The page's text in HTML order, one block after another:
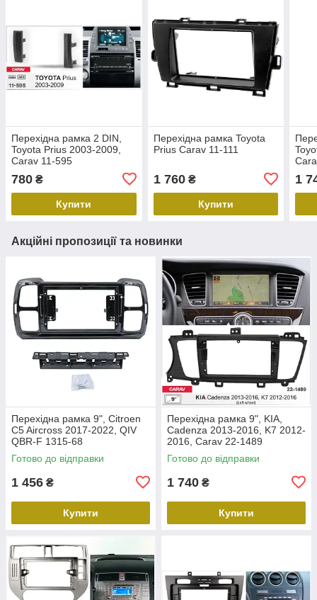
Перехідна рамка 2 DIN,
Toyota Prius 2003-2009,
Carav 11-595
780 ₴
Купити
Перехідна рамка Toyota
Prius Carav 11-111
1 760₴
Купити
1
Акційні пропозиції та новинки
Перехідна рамка 9", Citroen
C5 Aircross 2017-2022, QIV
QBR-F 1315-68
Готово до відправки
1 456 ₴
Купити
Перехідна рамка 9", KIA,
Cadenza 2013-2016, K7 2012-
2016, Carav 22-1489
Готово до відправки
1 740 ₴
Купити